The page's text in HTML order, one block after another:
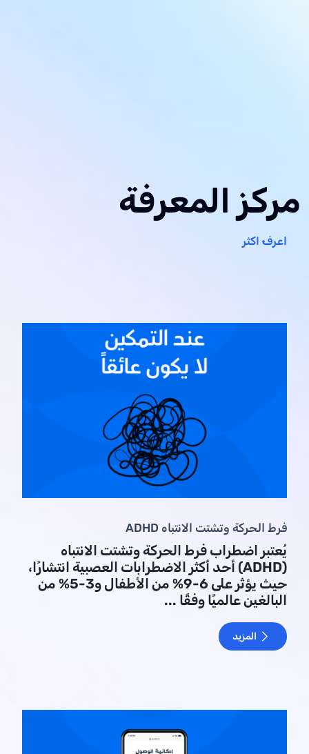
مركز المعرفة
اعرف اكثر
فرط الحركة وتشتت الانتباه ADHD
يُعتبر اضطراب فرط الحركة وتشتت الانتباه
(ADHD) أحد أكثر الاضطرابات العصبية انتشارًا،
حيث يؤثر على 6-9% من الأطفال و3-5% من
البالغين عالميًا وفقًا ...
المزيد